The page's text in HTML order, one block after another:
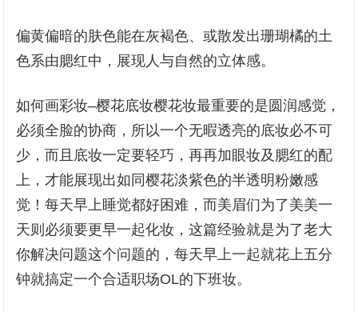
偏黄偏暗的肤色能在灰褐色、或散发出珊瑚橘的土
色系由腮红中，展现人与自然的立体感。
如何画彩妆–樱花底妆樱花妆最重要的是圆润感觉，
必须全脸的协商，所以一个无暇透亮的底妆必不可
少，而且底妆一定要轻巧，再再加眼妆及腮红的配
上，才能展现出如同樱花淡紫色的半透明粉嫩感
觉！每天早上睡觉都好困难，而美眉们为了美美一
天则必须要更早一起化妆，这篇经验就是为了老大
你解决问题这个问题的，每天早上一起就花上五分
钟就搞定一个合适职场OL的下班妆。